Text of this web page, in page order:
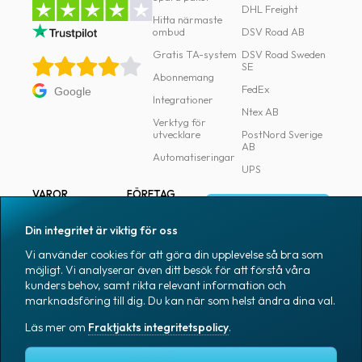
Google
Hitta närmaste
ombud
Gratis TA-system
Abonnemang
Integrationer
Verktyg för
utvecklare
Automatiseringar
DHL Freight
DSV Road AB
DSV Road Sweden
SE
FedEx
Ntex AB
PostNord Sverige
AB
UPS
VAROR
Märkning
Emballage
Emballagetillbehör
Kontorsvaror
FÖRETAG
Pressrum
Medarbetare
Jobb & karriär
Nyhetsarkiv
Blogg
Skapa konto
Din integritet är viktig för oss
Vi använder cookies för att göra din upplevelse så bra som
möjligt. Vi analyserar även ditt besök för att förstå våra
kunders behov, samt rikta relevant information och
marknadsföring till dig. Du kan när som helst ändra dina val.
Läs mer om Fraktjakts integritetspolicy.